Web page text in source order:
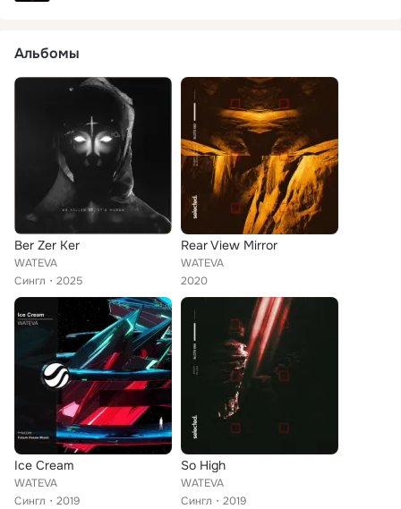
Альбомы
Ber Zer Ker
WATEVA
Сингл
2025
Rear View Mirror
WATEVA
2020
Ice Cream
WATEVA
Сингл
2019
So High
WATEVA
Сингл
2019